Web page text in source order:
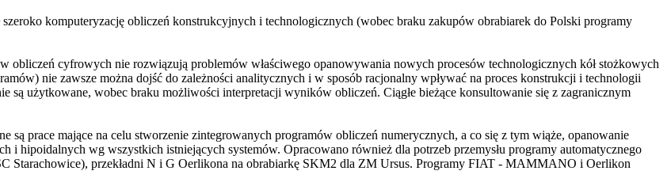
komputeryzację obliczeń konstrukcyjnych i technologicznych (wobec braku zakupów obrabiarek do Polski programy
cyfrowych nie rozwiązują problemów właściwego opanowywania nowych procesów technologicznych kół stożkowych
nie zawsze można dojść do zależności analitycznych i w sposób racjonalny wpływać na proces konstrukcji i technologii
są użytkowane, wobec braku możliwości interpretacji wyników obliczeń. Ciągłe bieżące konsultowanie się z zagranicznym
prace mające na celu stworzenie zintegrowanych programów obliczeń numerycznych, a co się z tym wiąże, opanowanie
i hipoidalnych wg wszystkich istniejących systemów. Opracowano również dla potrzeb przemysłu programy automatycznego
Starachowice), przekładni N i G Oerlikona na obrabiarkę SKM2 dla ZM Ursus. Programy FIAT - MAMMANO i Oerlikon